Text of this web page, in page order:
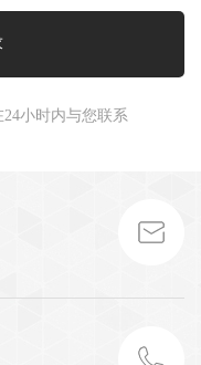
小时内与您联系